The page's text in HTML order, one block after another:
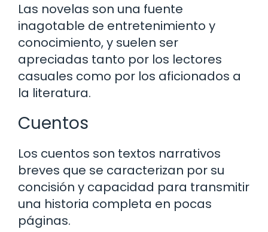
Las novelas son una fuente
inagotable de entretenimiento y
conocimiento, y suelen ser
apreciadas tanto por los lectores
casuales como por los aficionados a
la literatura.
Cuentos
Los cuentos son textos narrativos
breves que se caracterizan por su
concisión y capacidad para transmitir
una historia completa en pocas
páginas.